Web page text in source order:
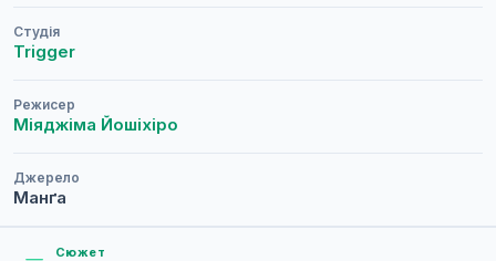
Студія
Trigger
Режисер
Міяджіма Йошіхіро
Джерело
Манґа
Сюжет